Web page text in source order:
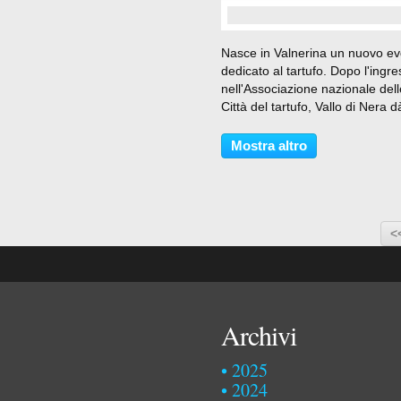
Nasce in Valnerina un nuovo
dedicato al tartufo. Dopo
nell'Associazione nazionale
Città del tartufo, Vallo di Nera
Nero del Nera", dedicata alla
valorizzazione e alla conoscenza
Mostra altro
Archivi
2025
2024